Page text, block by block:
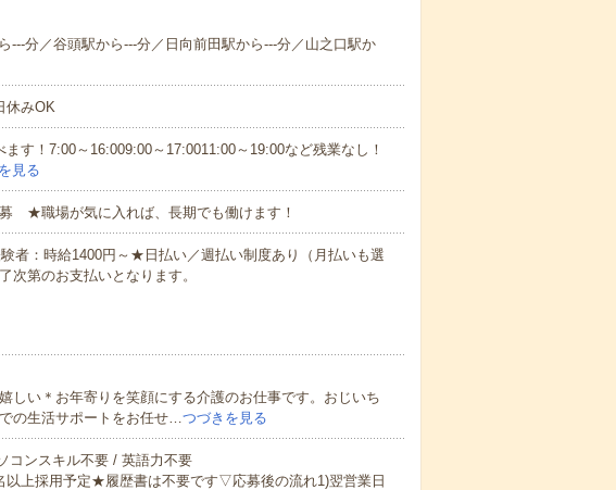
---分／谷頭駅から---分／日向前田駅から---分／山之口駅か
みOK
す！7:00～16:009:00～17:0011:00～19:00など残業なし！
見る
★職場が気に入れば、長期でも働けます！
者：時給1400円～★日払い／週払い制度あり（月払いも選
第のお支払いとなります。
しい＊お年寄りを笑顔にする介護のお仕事です。おじいち
の生活サポートをお任せ…つづきを見る
コンスキル不要 / 英語力不要
上採用予定★履歴書は不要です▽応募後の流れ1)翌営業日